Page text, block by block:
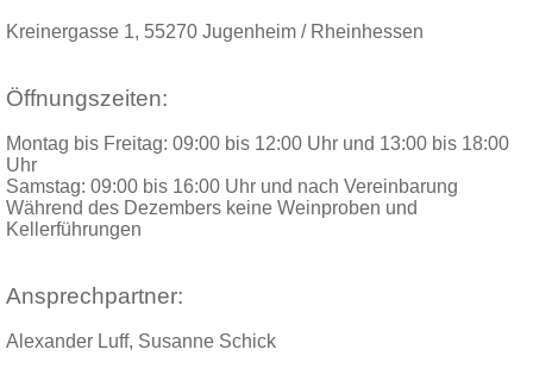
Kreinergasse 1, 55270 Jugenheim / Rheinhessen
Öffnungszeiten:
Montag bis Freitag: 09:00 bis 12:00 Uhr und 13:00 bis 18:00
Uhr
Samstag: 09:00 bis 16:00 Uhr und nach Vereinbarung
Während des Dezembers keine Weinproben und
Kellerführungen
Ansprechpartner:
Alexander Luff, Susanne Schick